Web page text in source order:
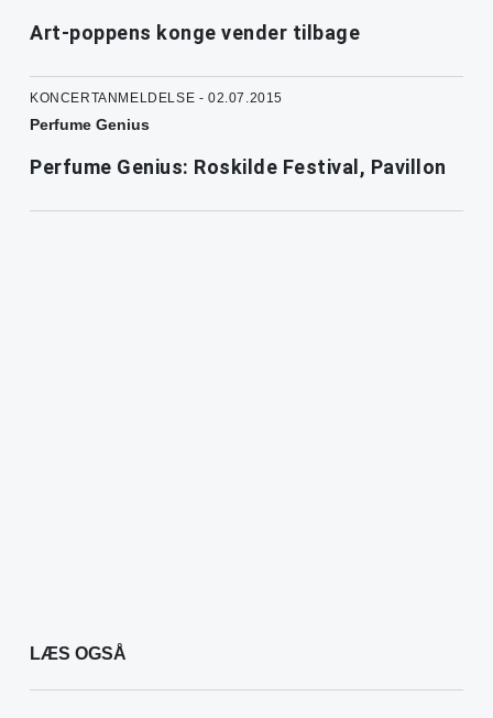
Art-poppens konge vender tilbage
KONCERTANMELDELSE - 02.07.2015
Perfume Genius
Perfume Genius: Roskilde Festival, Pavillon
LÆS OGSÅ